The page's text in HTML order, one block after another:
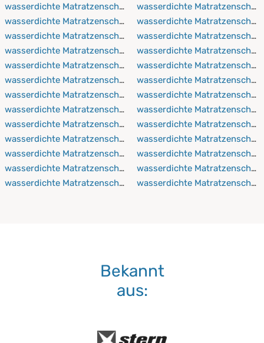
wasserdichte Matratzenschoner 100x200 cm
wasserdichte Matratzenschoner 100x210 cm
wasserdichte Matratzenschoner 100x220 cm
wasserdichte Matratzenschoner 110x190 cm
wasserdichte Matratzenschoner 110x200 cm
wasserdichte Matratzenschoner 110x210 cm
wasserdichte Matratzenschoner 110x220 cm
wasserdichte Matratzenschoner 120x190 cm
wasserdichte Matratzenschoner 120x200 cm
wasserdichte Matratzenschoner 120x210 cm
wasserdichte Matratzenschoner 120x220 cm
wasserdichte Matratzenschoner 130x190 cm
wasserdichte Matratzenschoner 130x200 cm
wasserdichte
wasserdichte
wasserdichte
wasserdichte
wasserdichte
wasserdichte
wasserdichte
wasserdichte
wasserdichte
wasserdichte
wasserdichte
wasserdichte
wasserdichte
Bekannt
aus: